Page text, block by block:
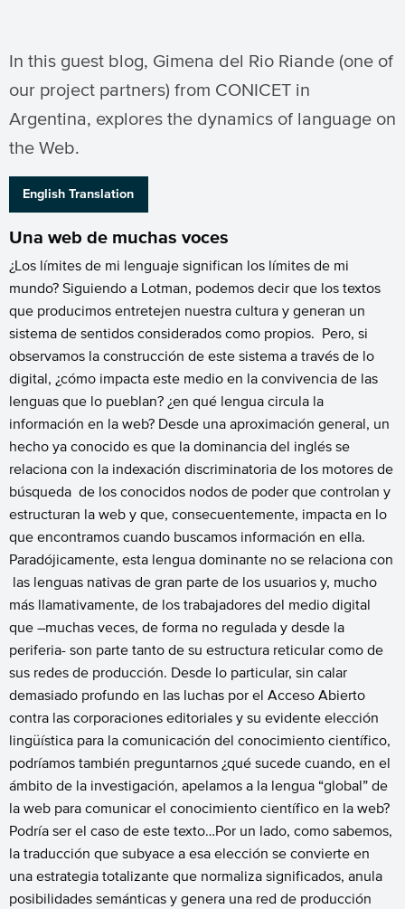
In this guest blog, Gimena del Rio Riande (one of
our project partners) from CONICET in
Argentina, explores the dynamics of language on
the Web.
English Translation
Una web de muchas voces
¿Los límites de mi lenguaje significan los límites de mi
mundo? Siguiendo a Lotman, podemos decir que los textos
que producimos entretejen nuestra cultura y generan un
sistema de sentidos considerados como propios. Pero, si
observamos la construcción de este sistema a través de lo
digital, ¿cómo impacta este medio en la convivencia de las
lenguas que lo pueblan? ¿en qué lengua circula la
información en la web? Desde una aproximación general, un
hecho ya conocido es que la dominancia del inglés se
relaciona con la indexación discriminatoria de los motores de
búsqueda de los conocidos nodos de poder que controlan y
estructuran la web y que, consecuentemente, impacta en lo
que encontramos cuando buscamos información en ella.
Paradójicamente, esta lengua dominante no se relaciona con
las lenguas nativas de gran parte de los usuarios y, mucho
más llamativamente, de los trabajadores del medio digital
que –muchas veces, de forma no regulada y desde la
periferia- son parte tanto de su estructura reticular como de
sus redes de producción. Desde lo particular, sin calar
demasiado profundo en las luchas por el Acceso Abierto
contra las corporaciones editoriales y su evidente elección
lingüística para la comunicación del conocimiento científico,
podríamos también preguntarnos ¿qué sucede cuando, en el
ámbito de la investigación, apelamos a la lengua “global” de
la web para comunicar el conocimiento científico en la web?
Podría ser el caso de este texto…Por un lado, como sabemos,
la traducción que subyace a esa elección se convierte en
una estrategia totalizante que normaliza significados, anula
posibilidades semánticas y genera una red de producción